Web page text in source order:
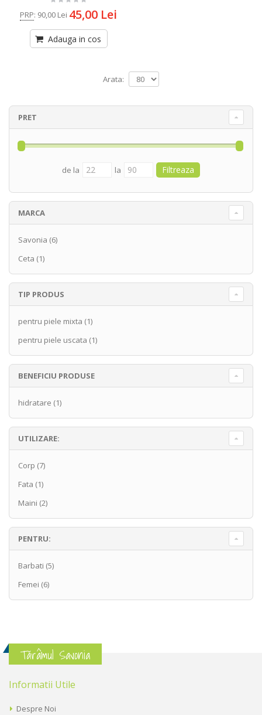
PRP: 90,00 Lei 45,00 Lei
Adauga in cos
Arata:
PRET
de la la
MARCA
Savonia (6)
Ceta (1)
TIP PRODUS
pentru piele mixta (1)
pentru piele uscata (1)
BENEFICIU PRODUSE
hidratare (1)
UTILIZARE:
Corp (7)
Fata (1)
Maini (2)
PENTRU:
Barbati (5)
Femei (6)
Tărâmul Savonia
Informatii Utile
Despre Noi